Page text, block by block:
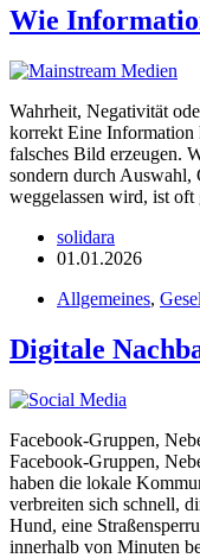
Wie
Wahrheit, Negativität
korrekt Eine Information
falsches Bild erzeugen.
sondern durch
weggelassen wird, ist
solidara
01.01.2026
Allgemeines,
Digitale
Facebook-Gruppen,
Facebook-Gruppen,
haben die lokale
verbreiten sich schnell,
Hund, eine
innerhalb von Minuten